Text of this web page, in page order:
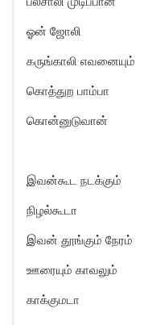
ஓன் ஜோலி
கருங்காலி எவனையும்
கொத்துற பாம்பா
கொன்னுடுவான்
இவன்கூட நடக்கும்
நிழல்கூடா
இவன் தூங்கும் நேரம்
ஊரையும் காவலும்
காக்குமடா